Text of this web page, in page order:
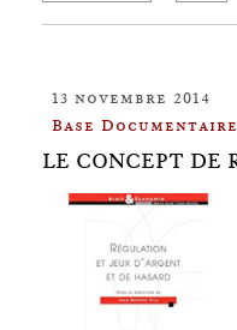
13 novembre 2014
Base
LE CONCEPT DE